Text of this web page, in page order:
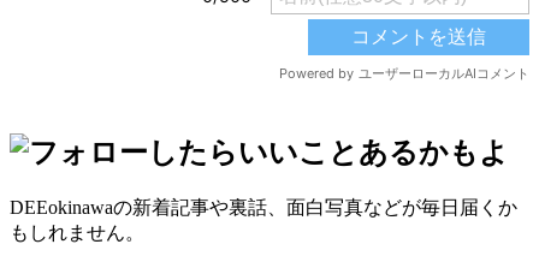
DEEokinawaの新着記事や裏話、面白写真などが毎日届くか
もしれません。